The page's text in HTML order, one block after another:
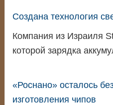
Создана технология
Компания из Израиля
которой зарядка
«Роснано» осталось
изготовления чипов